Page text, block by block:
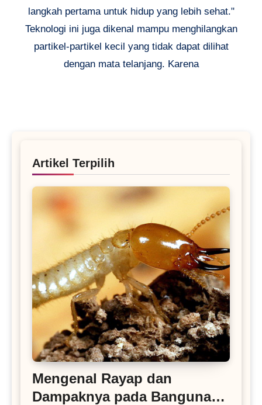
langkah pertama untuk hidup yang lebih sehat."
Teknologi ini juga dikenal mampu menghilangkan
partikel-partikel kecil yang tidak dapat dilihat
dengan mata telanjang. Karena
Artikel Terpilih
Mengenal Rayap dan
Dampaknya pada Bangunan